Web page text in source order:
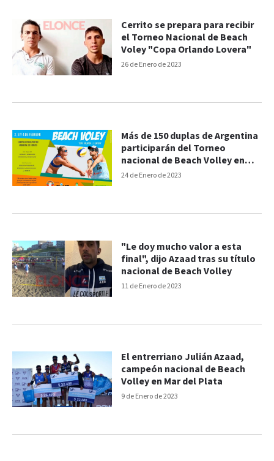
26 de Enero de 2023
Cerrito se prepara para recibir
el Torneo Nacional de Beach
Voley "Copa Orlando Lovera"
24 de Enero de 2023
Más de 150 duplas de Argentina
participarán del Torneo
nacional de Beach Volley en
Entre Ríos
11 de Enero de 2023
"Le doy mucho valor a esta
final", dijo Azaad tras su título
nacional de Beach Volley
9 de Enero de 2023
El entrerriano Julián Azaad,
campeón nacional de Beach
Volley en Mar del Plata